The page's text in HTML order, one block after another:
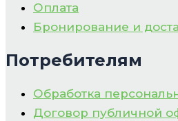
Оплата
Бронирование и
Потребителям
Обработка
Договор публичной